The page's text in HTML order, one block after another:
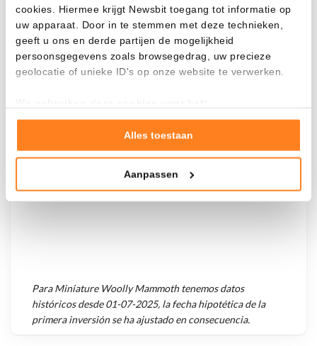
cookies. Hiermee krijgt Newsbit toegang tot informatie op
uw apparaat. Door in te stemmen met deze technieken,
geeft u ons en derde partijen de mogelijkheid
persoonsgegevens zoals browsegedrag, uw precieze
geolocatie of unieke ID's op onze website te verwerken.
Goed laten functioneren van deze website
Verzamelen van gebruiksstatistieken
Tonen en meten van relevante advertenties
Klik hieronder om ons toestemming te geven om deze
informatie: zie onsprivacy- encookiestatement
Alles toestaan
Aanpassen
Cada Desde
ParaMiniature Woolly Mammothtenemos datos
históricos desde01-07-2025, la fecha hipotética de la
primera inversión se ha ajustado en consecuencia.